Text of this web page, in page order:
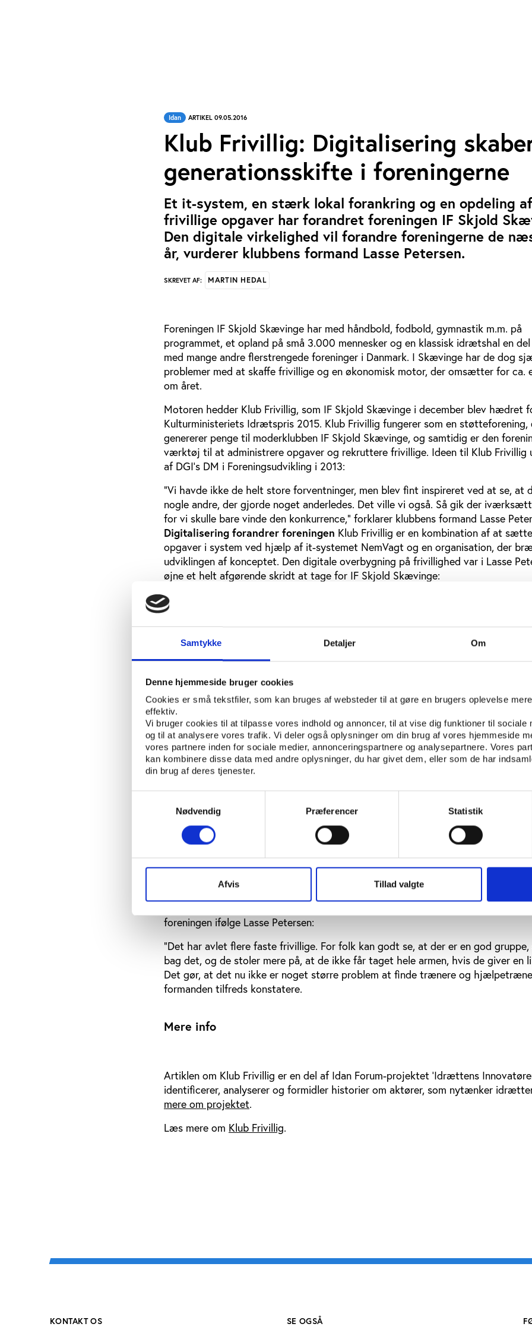
Samtykke Detaljer Om
Denne hjemmeside bruger cookies
Cookies er små tekstfiler, som kan bruges af websteder til at gøre en brugers oplevelse mere
effektiv.
Vi bruger cookies til at tilpasse vores indhold og annoncer, til at vise dig funktioner til sociale
og til at analysere vores trafik. Vi deler også oplysninger om din brug af vores hjemmeside
vores partnere inden for sociale medier, annonceringspartnere og analysepartnere. Vores
kan kombinere disse data med andre oplysninger, du har givet dem, eller som de har
din brug af deres tjenester.
Nødvendig
Præferencer Statistik
Afvis Tillad valgte
Idan ARTIKEL 09.05.2016
Klub Frivillig: Digitalisering
generationsskifte i foreningerne
Et it-system, en stærk lokal forankring og en opdeling af
frivillige opgaver har forandret foreningen IF Skjold
Den digitale virkelighed vil forandre foreningerne de
år, vurderer klubbens formand Lasse Petersen.
SKREVET AF: MARTIN HEDAL
Foreningen IF Skjold Skævinge har med håndbold, fodbold, gymnastik m.m. på
programmet, et opland på små 3.000 mennesker og en klassisk idrætshal en
med mange andre flerstrengede foreninger i Danmark. I Skævinge har de dog
problemer med at skaffe frivillige og en økonomisk motor, der omsætter for ca.
om året.
Motoren hedder Klub Frivillig, som IF Skjold Skævinge i december blev hædret
Kulturministeriets Idrætspris 2015. Klub Frivillig fungerer som en støtteforening,
genererer penge til moderklubben IF Skjold Skævinge, og samtidig er den
værktøj til at administrere opgaver og rekruttere frivillige. Ideen til Klub Frivillig
af DGI’s DM i Foreningsudvikling i 2013:
”Vi havde ikke de helt store forventninger, men blev fint inspireret ved at se, at
nogle andre, der gjorde noget anderledes. Det ville vi også. Så gik der
for vi skulle bare vinde den konkurrence,” forklarer klubbens formand Lasse
Digitalisering forandrer foreningen Klub Frivillig er en kombination af at
opgaver i system ved hjælp af it-systemet NemVagt og en organisation, der
udviklingen af konceptet. Den digitale overbygning på frivillighed var i Lasse
øjne et helt afgørende skridt at tage for IF Skjold Skævinge:
”Foreninger ser anderledes ud om fem år. Der er et generationsskifte på vej, fordi
er blevet digitaliseret. Der skal nogle unge mennesker ind, og måske bør man
vedtægter og organiseringen for at få dem ind. Måske skal man ikke være ti i en
bestyrelse, men 15 eller tre. Hvis man gør det samme hele tiden som forening i
holder det ikke på sigt.”
Klubben bruger da også i høj grad andre digitale platforme – ikke mindst i form af
Facebook-kampagner – til at rekruttere frivillige til Klub Frivillig. Den personlige
lokale forankring er dog en lige så vigtig faktor for Klub Frivilligs succes:
”Vi har gjort meget ud af at rose, sige tak for kampen og se folk i øjnene. Vi har
feedback fra tilflyttere, der kom op og følte sig som en del af noget, og vi har
helt andet netværk blandt byens indbyggere og på tværs af foreningerne, der
ikke snakkede sammen for ti år siden,” siger Lasse Petersen.
Filosofien bag Klub Frivillig er, at det skal være nemt og fleksibelt af være
køber ind til grillen, en anden griller, og en tredje rydder op.
”Vi ændrede fokus til, at det var os, der skulle tilpasse os de frivillige og ikke
vi fik nogle store arrangementer ind og delte vagter op på to-tre timer i stedet
dagen. Fra dag ét havde vi ingen problemer med at finde frivillige,” siger Lasse
På den måde får IF Skjold Skævinge besat vagterne ved arrangementer, der giver
foreningen ifølge Lasse Petersen:
”Det har avlet flere faste frivillige. For folk kan godt se, at der er en god
bag det, og de stoler mere på, at de ikke får taget hele armen, hvis de giver en
Det gør, at det nu ikke er noget større problem at finde trænere og
formanden tilfreds konstatere.
Mere info
Artiklen om Klub Frivillig er en del af Idan Forum-projektet ’Idrættens
identificerer, analyserer og formidler historier om aktører, som nytænker
mere om projektet.
Læs mere om Klub Frivillig.
KONTAKT OS SE OGSÅ